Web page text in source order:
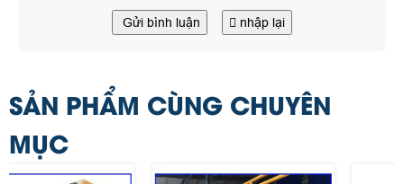
Gửi bình luận nhập lại
SẢN PHẨM CÙNG CHUYÊN
MỤC